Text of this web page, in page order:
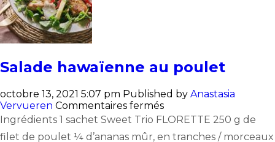
Salade hawaïenne au poulet
octobre 13, 2021 5:07 pm Published by Anastasia
Vervueren Commentaires ferméssur
Salade
Ingrédients 1 sachet Sweet Trio FLORETTE 250 g de
filet de poulet ¼ d’ananas mûr, en tranches / morceaux